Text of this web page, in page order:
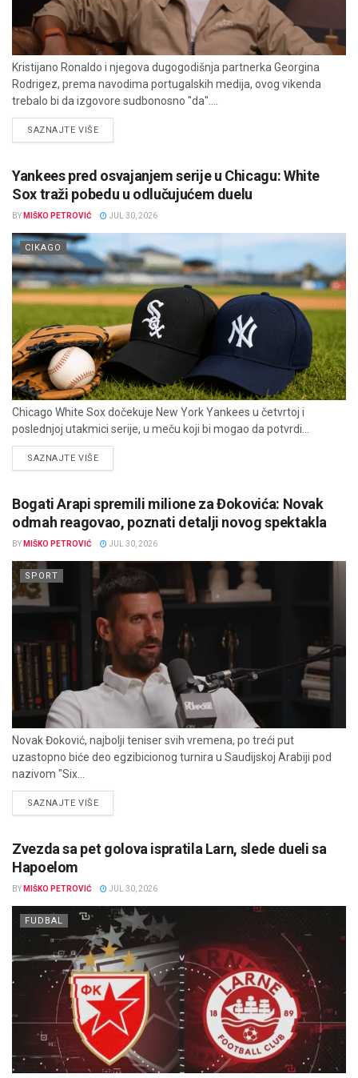
Kristijano Ronaldo i njegova dugogodišnja partnerka Georgina
Rodrigez, prema navodima portugalskih medija, ovog vikenda
trebalo bi da izgovore sudbonosno "da"....
SAZNAJTE VIŠEDETAILS
Yankees pred osvajanjem serije u Chicagu: White
Sox traži pobedu u odlučujućem duelu
BY MIŠKO PETROVIĆ JUL 30, 2026
CIKAGO
Chicago White Sox dočekuje New York Yankees u četvrtoj i
poslednjoj utakmici serije, u meču koji bi mogao da potvrdi...
SAZNAJTE VIŠEDETAILS
Bogati Arapi spremili milione za Đokovića: Novak
odmah reagovao, poznati detalji novog spektakla
BY MIŠKO PETROVIĆ JUL 30, 2026
SPORT
Novak Đoković, najbolji teniser svih vremena, po treći put
uzastopno biće deo egzibicionog turnira u Saudijskoj Arabiji pod
nazivom "Six...
SAZNAJTE VIŠEDETAILS
Zvezda sa pet golova ispratila Larn, slede dueli sa
Hapoelom
BY MIŠKO PETROVIĆ JUL 30, 2026
FUDBAL